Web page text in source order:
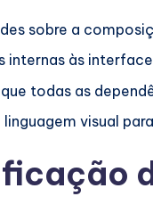
sobre a
internas às
todas as
linguagem visual